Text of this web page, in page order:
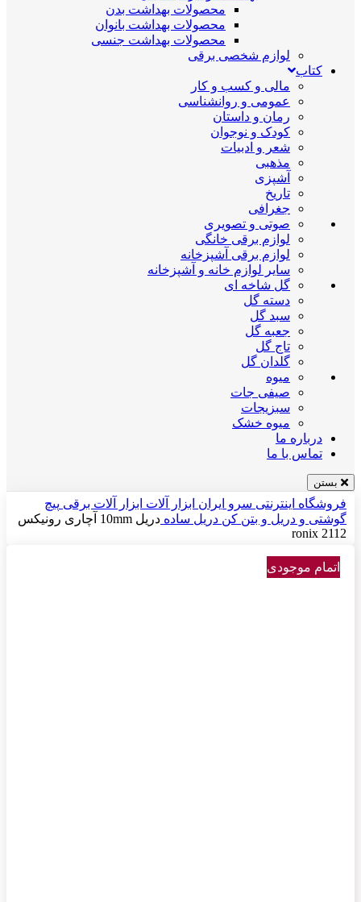
محصولات بهداشت بدن
محصولات بهداشت بانوان
محصولات بهداشت جنسی
لوازم شخصی برقی
کتاب
مالی و کسب و کار
عمومی و روانشناسی
رمان و داستان
کودک و نوجوان
شعر و ادبیات
مذهبی
آشپزی
تاریخ
جغرافی
صوتی و تصویری
لوازم برقی خانگی
لوازم برقی آشپزخانه
سایر لوازم خانه و آشپزخانه
گل شاخه ای
دسته گل
سبد گل
جعبه گل
تاج گل
گلدان گل
میوه
صیفی جات
سبزیجات
میوه خشک
درباره ما
تماس با ما
بستن
فروشگاه اینترنتی سرو ایران ابزار آلات ابزار آلات برقی پیچ
گوشتی و دریل و بتن کن دریل ساده
دریل 10mm آچاری رونیکس
ronix 2112
اتمام موجودی